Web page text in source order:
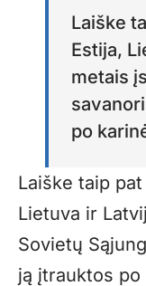
Laiške
Estija,
metais
po
Laiške taip
Lietuva ir
Sovietų
ją įtrauktos po